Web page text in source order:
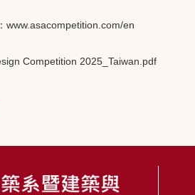
www.asacompetition.com/en
Competition 2025_Taiwan.pdf